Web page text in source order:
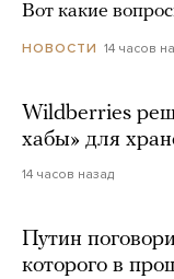
Вот какие
НОВОСТИ 14 часов
Wildberries
хабы» для
14 часов назад
Путин
которого в